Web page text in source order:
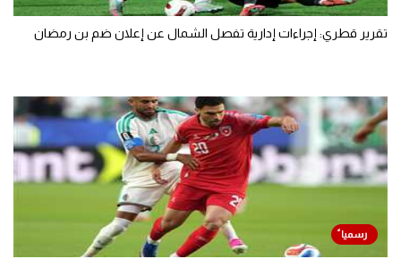
تقرير قطري: إجراءات إدارية تفصل الشمال عن إعلان ضم بن رمضان